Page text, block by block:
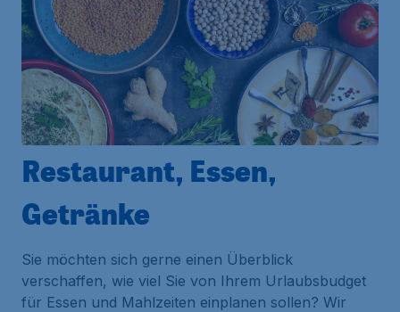
Restaurant, Essen,
Getränke
Sie möchten sich gerne einen Überblick
verschaffen, wie viel Sie von Ihrem Urlaubsbudget
für Essen und Mahlzeiten einplanen sollen? Wir